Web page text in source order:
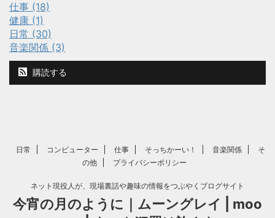
仕事 (18)
健康 (1)
日常 (30)
音楽関係 (3)
購読する
日常 コンピューター 仕事 そっちかーい！ 音楽関係
そ
の他
プライバシーポリシー
ネット現役人が、現場裏話や趣味の情報をつぶやくブログサイト
今宵の月のように｜ムーングレイ | moo